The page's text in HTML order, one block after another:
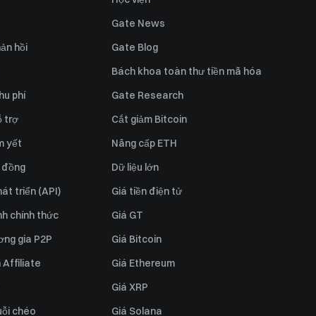
hồi
phí
trợ
yết
đồng
triển (API)
chính thức
gia P2P
Affiliate
chéo
Gate News
Gate Blog
Bách khoa toàn thư tiền mã hóa
Gate Research
Cắt giảm Bitcoin
Nâng cấp ETH
Dữ liệu lớn
Giá tiền điện tử
Giá GT
Giá Bitcoin
Giá Ethereum
Giá XRP
Giá Solana